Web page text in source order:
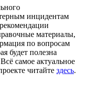
инцидентам
материалы,
по вопросам
будет полезна
самое актуальное
читайте здесь.